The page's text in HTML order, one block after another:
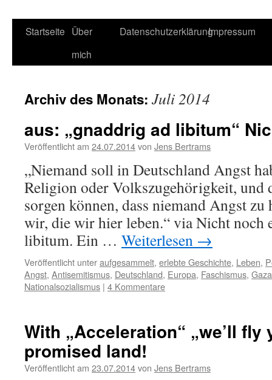
Startseite Über
mich
DatenschutzerklärungImpressum
Archiv des Monats: Juli 2014
aus: „gnaddrig ad libitum“
Veröffentlicht am 24.07.2014von Jens Bertrams
„Niemand soll in Deutschland Angst
Religion oder Volkszugehörigkeit, und
sorgen können, dass niemand Angst zu
wir, die wir hier leben.“ via Nicht noch
libitum. Ein … Weiterlesen →
Veröffentlicht unteraufgesammelt, erlebte Geschichte, Leben,
Angst, Antisemitismus, Deutschland, Europa, Faschismus,
Nationalsozialismus | 4 Kommentare
With „Acceleration“ „we’ll fly
promised land!
Veröffentlicht am 23.07.2014von Jens Bertrams